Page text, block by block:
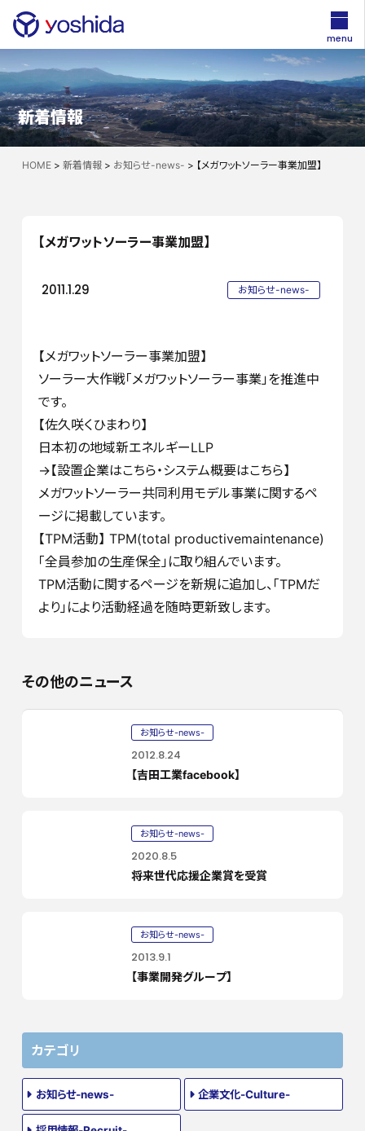
新着情報
HOME> 新着情報> お知らせ-news- > 【メガワットソーラー事業加盟】
【メガワットソーラー事業加盟】
2011.1.29 お知らせ-news-
【メガワットソーラー事業加盟】
ソーラー大作戦「メガワットソーラー事業」を推進中
です。
【佐久咲くひまわり】
日本初の地域新エネルギーLLP
→【設置企業はこちら・システム概要はこちら】
メガワットソーラー共同利用モデル事業に関するペ
ージに掲載しています。
【TPM活動】 TPM(total productivemaintenance)
「全員参加の生産保全」に取り組んでいます。
TPM活動に関するページを新規に追加し、「TPMだ
より」により活動経過を随時更新致します。
その他のニュース
お知らせ-news-
2012.8.24
【吉田工業facebook】
お知らせ-news-
2020.8.5
将来世代応援企業賞を受賞
お知らせ-news-
2013.9.1
【事業開発グループ】
カテゴリ
お知らせ-news- 企業文化-Culture-
menu